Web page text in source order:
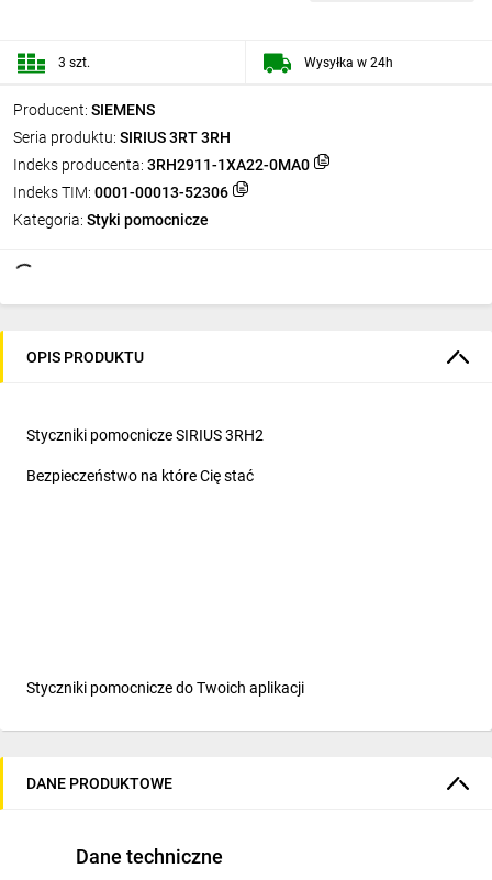
Producent: SIEMENS
Seria produktu: SIRIUS 3RT 3RH
Indeks producenta: 3RH2911-1XA22-0MA0
Indeks TIM: 0001-00013-52306
Kategoria: Styki pomocnicze
3 szt. Wysyłka w 24h
OPIS PRODUKTU
Styczniki pomocnicze SIRIUS 3RH2
Bezpieczeństwo na które Cię stać
Styczniki pomocnicze do Twoich aplikacji
w wykonaniu
z pozostałą aparaturą łączeniową. Nadają się do przełączania
DANE PRODUKTOWE
Dane techniczne